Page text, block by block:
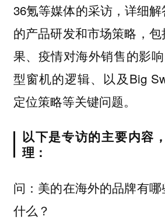
36氪等媒体的采访，详细
的产品研发和市场策略，
果、疫情对海外销售的影
型窗机的逻辑、以及Big
定位策略等关键问题。
以下是专访的主要内容
理：
问：美的在海外的品牌有
什么？